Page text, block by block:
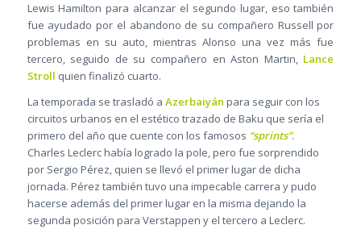
Lewis Hamilton para alcanzar el segundo lugar, eso también
fue ayudado por el abandono de su compañero Russell por
problemas en su auto, mientras Alonso una vez más fue
tercero, seguido de su compañero en Aston Martin,Lance
Stroll quien finalizó cuarto.
La temporada se trasladó a Azerbaiyán para seguir con los
circuitos urbanos en el estético trazado de Baku que sería el
primero del año que cuente con los famosos “sprints”.
Charles Leclerc había logrado la pole, pero fue sorprendido
por Sergio Pérez, quien se llevó el primer lugar de dicha
jornada. Pérez también tuvo una impecable carrera y pudo
hacerse además del primer lugar en la misma dejando la
segunda posición para Verstappen y el tercero a Leclerc.